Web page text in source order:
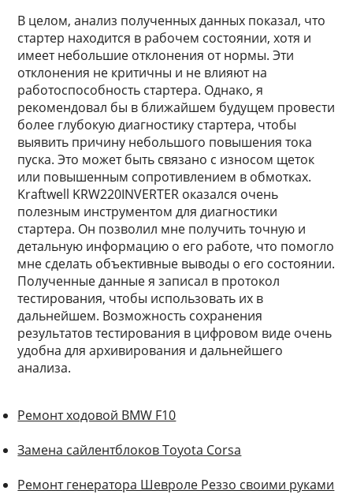
В целом, анализ полученных данных показал, что
стартер находится в рабочем состоянии, хотя и
имеет небольшие отклонения от нормы. Эти
отклонения не критичны и не влияют на
работоспособность стартера. Однако, я
рекомендовал бы в ближайшем будущем провести
более глубокую диагностику стартера, чтобы
выявить причину небольшого повышения тока
пуска. Это может быть связано с износом щеток
или повышенным сопротивлением в обмотках.
Kraftwell KRW220INVERTER оказался очень
полезным инструментом для диагностики
стартера. Он позволил мне получить точную и
детальную информацию о его работе, что помогло
мне сделать объективные выводы о его состоянии.
Полученные данные я записал в протокол
тестирования, чтобы использовать их в
дальнейшем. Возможность сохранения
результатов тестирования в цифровом виде очень
удобна для архивирования и дальнейшего
анализа.
Ремонт ходовой BMW F10
Замена сайлентблоков Toyota Corsa
Ремонт генератора Шевроле Реззо своими руками